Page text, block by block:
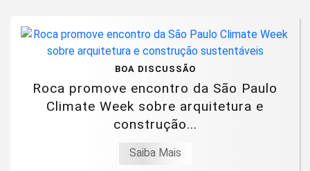
BOA DISCUSSÃO
Roca promove encontro da São Paulo
Climate Week sobre arquitetura e
construção...
Saiba Mais